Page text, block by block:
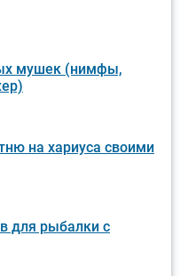
мушек (нимфы,
на хариуса своими
для рыбалки с